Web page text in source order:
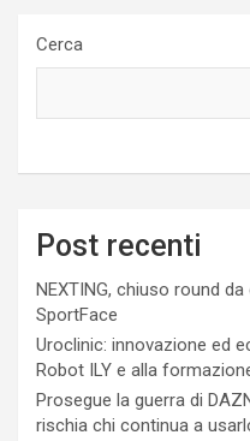
Cerca
Post recenti
NEXTING, chiuso round
SportFace
Uroclinic: innovazione ed
Robot ILY e alla
Prosegue la guerra di
rischia chi continua a